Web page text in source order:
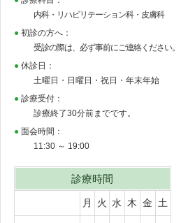
内科・リハビリテーション科・皮膚科
初診の方へ：
受診の際は、必ず事前にご連絡ください。
休診日：
土曜日・日曜日・祝日・年末年始
診療受付：
診療終了30分前までです。
面会時間：
11:30 ～ 19:00
診療時間
月 火 水 木 金 土